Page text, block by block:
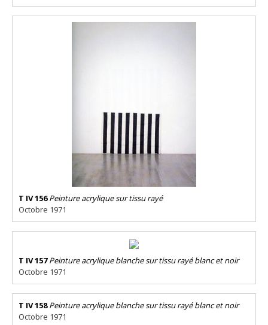
T IV 156 Peinture acrylique sur tissu rayé
Octobre 1971
T IV 157 Peinture acrylique blanche sur tissu rayé blanc et noir
Octobre 1971
T IV 158 Peinture acrylique blanche sur tissu rayé blanc et noir
Octobre 1971